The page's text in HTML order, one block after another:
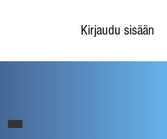
Kirjaudu sisään